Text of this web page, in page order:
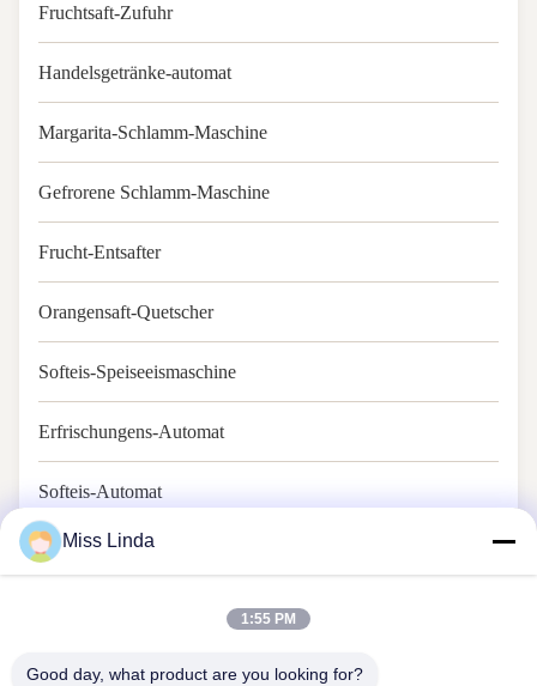
Fruchtsaft-Zufuhr
Handelsgetränke-automat
Margarita-Schlamm-Maschine
Gefrorene Schlamm-Maschine
Frucht-Entsafter
Orangensaft-Quetscher
Softeis-Speiseeismaschine
Erfrischungens-Automat
Softeis-Automat
Miss Linda
1:55 PM
Good day, what product are you looking for?